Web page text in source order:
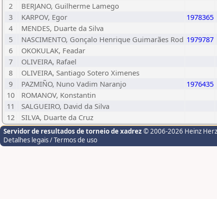
2
BERJANO, Guilherme Lamego
3
KARPOV, Egor 1978365
4
MENDES, Duarte da Silva
5
NASCIMENTO, Gonçalo Henrique Guimarães Rod 1979787
6
OKOKULAK, Feadar
7
OLIVEIRA, Rafael
8
OLIVEIRA, Santiago Sotero Ximenes
9
PAZMIÑO, Nuno Vadim Naranjo 1976435
10
ROMANOV, Konstantin
11
SALGUEIRO, David da Silva
12
SILVA, Duarte da Cruz
Servidor de resultados de torneio de xadrez © 2006-2026 Heinz
Detalhes legais / Termos de uso